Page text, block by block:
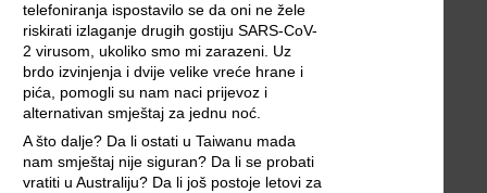
telefoniranja ispostavilo se da oni ne žele
riskirati izlaganje drugih gostiju SARS-CoV-
2 virusom, ukoliko smo mi zarazeni. Uz
brdo izvinjenja i dvije velike vreće hrane i
pića, pomogli su nam naci prijevoz i
alternativan smještaj za jednu noć.
A što dalje? Da li ostati u Taiwanu mada
nam smještaj nije siguran? Da li se probati
vratiti u Australiju? Da li još postoje letovi za